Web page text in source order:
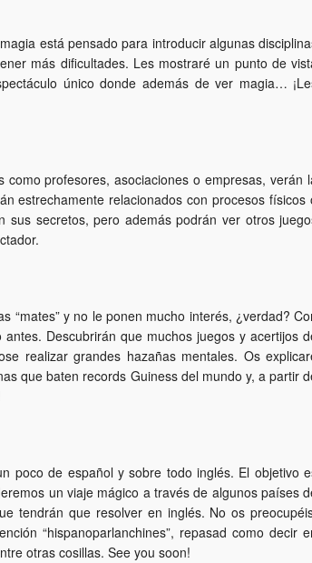
está pensado para introducir algunas
más dificultades. Les mostraré un punto de
único donde además de ver magia…
profesores, asociaciones o empresas, verán
estrechamente relacionados con procesos físicos
secretos, pero además podrán ver otros
“mates” y no le ponen mucho interés, ¿verdad?
Descubrirán que muchos juegos y acertijos
realizar grandes hazañas mentales. Os
que baten records Guiness del mundo y, a partir
poco de español y sobre todo inglés. El objetivo
un viaje mágico a través de algunos países
tendrán que resolver en inglés. No os
“hispanoparlanchines”, repasad como decir
otras cosillas. See you soon!